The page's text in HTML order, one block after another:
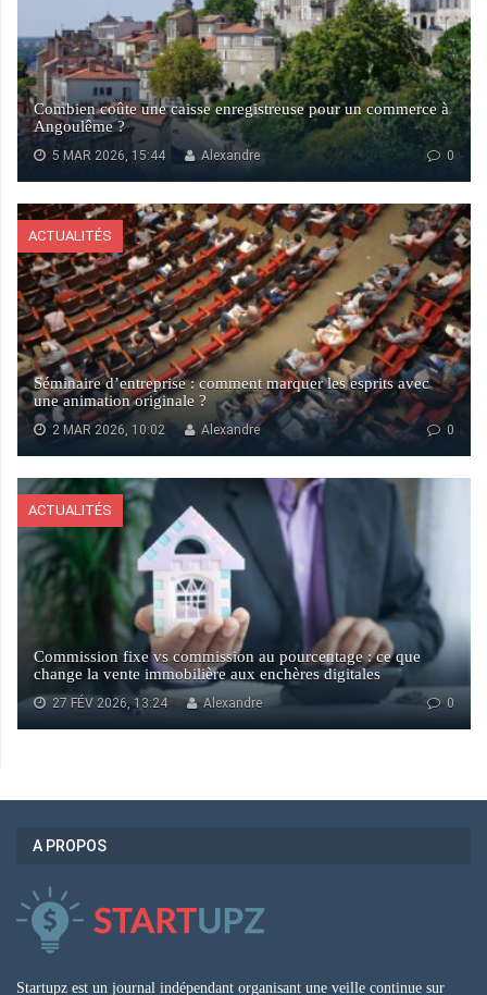
Combien coûte une caisse enregistreuse pour un commerce à
Angoulême ?
5 MAR 2026, 15:44 0
Alexandre
ACTUALITÉS
Séminaire d’entreprise : comment marquer les esprits avec
une animation originale ?
2 MAR 2026, 10:02 0
Alexandre
ACTUALITÉS
Commission fixe vs commission au pourcentage : ce que
change la vente immobilière aux enchères digitales
27 FÉV 2026, 13:24 0
Alexandre
A PROPOS
Startupz est un journal indépendant organisant une veille continue sur